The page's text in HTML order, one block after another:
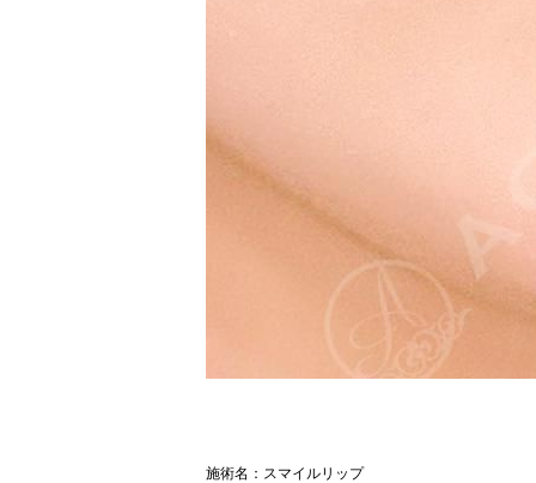
施術名：スマイルリップ